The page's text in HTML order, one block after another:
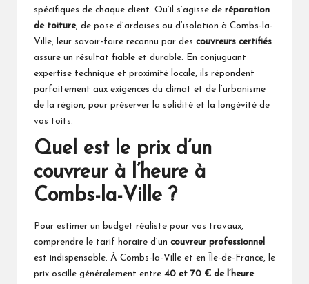
spécifiques de chaque client. Qu’il s’agisse de réparation
de toiture, de pose d’ardoises ou d’isolation à Combs-la-
Ville, leur savoir-faire reconnu par des couvreurs certifiés
assure un résultat fiable et durable. En conjuguant
expertise technique et proximité locale, ils répondent
parfaitement aux exigences du climat et de l’urbanisme
de la région, pour préserver la solidité et la longévité de
vos toits.
Quel est le prix d’un
couvreur à l’heure à
Combs-la-Ville ?
Pour estimer un budget réaliste pour vos travaux,
comprendre le tarif horaire d’un couvreur professionnel
est indispensable. À Combs-la-Ville et en Île-de-France, le
prix oscille généralement entre 40 et 70 € de l’heure.